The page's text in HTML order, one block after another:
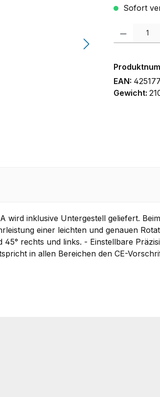
Sofort
Produkt
EAN:
Gewicht:
wird inklusive Untergestell geliefert.
einer leichten und genauen
rechts und links. - Einstellbare
in allen Bereichen den CE-